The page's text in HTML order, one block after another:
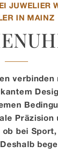
JUWELIER
IN MAINZ
verbinden
Präzision
bei